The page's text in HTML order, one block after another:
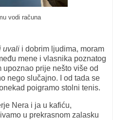
vodi računa
uvali i dobrim ljudima, moram
mene i vlasnika poznatog
upoznao prije nešto više od
nego slučajno. I od tada se
poigramo stolni tenis.
Nera i ja u kafiću,
u prekrasnom zalasku